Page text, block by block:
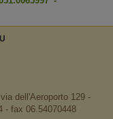
dell'Aeroporto 129 -
- fax 06.54070448